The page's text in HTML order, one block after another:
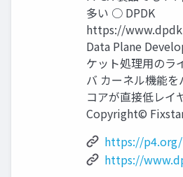
多い ○ DPDK
https://
Data Plane
ケット処理用のラ
バ カーネル機能
コアが直接低レイ
Copyright©
https://p4.org/
https://